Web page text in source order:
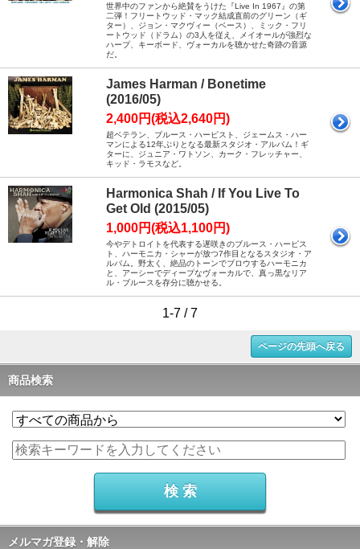
世界中のファンから絶賛をうけた『Live In 1967』の第
二弾！フリートウッド・マック結成直前のグリーン（ギ
ター）、ジョン・マクヴィー（ベース）、ミック・フリ
ートウッド（ドラム）の3人を従え、メイオールが強烈な
ハープ、キーボード、ヴォーカルを聴かせた奇跡の音源
だ。
James Harman / Bonetime
(2016/05)
2,400円(税込2,640円)
超ベテラン、ブルース・ハーピスト、ジェームス・ハー
マンによる12年ぶりとなる最新スタジオ・アルバム！ギ
ターに、ジュニア・ワトソン、カーク・フレッチャー、
キッド・ラモスなど。
Harmonica Shah / If You Live To
Get Old (2015/05)
1,000円(税込1,100円)
今やデトロイトを代表する遅咲きのブルース・ハーピス
ト、ハーモニカ・シャーが放つ7作目となるスタジオ・ア
ルバム。野太く、絶品のトーンでブロウするハーモニカ
と、アーシーでディープなヴォーカルで、真っ黒なリア
ル・ブルースを存分に聴かせる。
1-7 / 7
ページの先頭へ戻る
商品検索
メルマガ登録・解除